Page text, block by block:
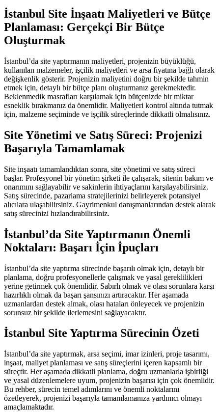
İstanbul Site İnşaatı Maliyetleri ve Bütçe
Planlaması: Gerçekçi Bir Bütçe
Oluşturmak
İstanbul’da site yaptırmanın maliyetleri, projenizin büyüklüğü,
kullanılan malzemeler, işçilik maliyetleri ve arsa fiyatına bağlı olarak
değişkenlik gösterir. Projenizin maliyetini doğru bir şekilde tahmin
etmek için, detaylı bir bütçe planı oluşturmanız gerekmektedir.
Beklenmedik masrafları karşılamak için bütçenizde bir miktar
esneklik bırakmanız da önemlidir. Maliyetleri kontrol altında tutmak
için, malzeme seçiminde ve işçilik süreçlerinde dikkatli olmalısınız.
Site Yönetimi ve Satış Süreci: Projenizi
Başarıyla Tamamlamak
Site inşaatı tamamlandıktan sonra, site yönetimi ve satış süreci
başlar. Profesyonel bir yönetim şirketi ile çalışarak, sitenin bakım ve
onarımını sağlayabilir ve sakinlerin ihtiyaçlarını karşılayabilirsiniz.
Satış sürecinde, pazarlama stratejilerinizi belirleyerek potansiyel
alıcılara ulaşabilirsiniz. Gayrimenkul danışmanlarından destek alarak
satış sürecinizi hızlandırabilirsiniz.
İstanbul’da Site Yaptırmanın Önemli
Noktaları: Başarı İçin İpuçları
İstanbul’da site yaptırma sürecinde başarılı olmak için, detaylı bir
planlama, doğru profesyonellerle çalışmak ve yasal gereklilikleri
yerine getirmek çok önemlidir. Sabırlı olmak ve olası sorunlara karşı
hazırlıklı olmak da başarı şansınızı artıracaktır. Her aşamada
uzmanlardan destek almak, olası hataları önleyecek ve projenizin
sorunsuz bir şekilde ilerlemesini sağlayacaktır.
İstanbul Site Yaptırma Sürecinin Özeti
İstanbul’da site yaptırmak, arsa seçimi, imar izinleri, proje tasarımı,
inşaat, maliyet planlaması ve satış süreçlerini içeren kapsamlı bir
süreçtir. Her aşamada dikkatli planlama, doğru uzmanlarla işbirliği
ve yasal düzenlemelere uyum, projenizin başarısı için çok önemlidir.
Bu rehber, sürecin temel adımlarını ve önemli noktalarını
özetleyerek, projenizi başarıyla tamamlamanıza yardımcı olmayı
amaçlamaktadır.